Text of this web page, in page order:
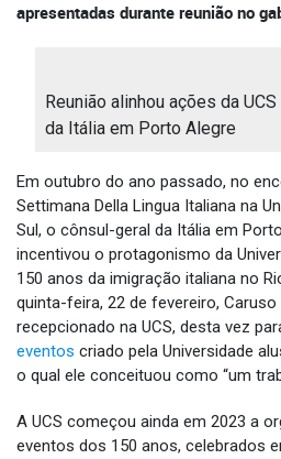
apresentadas durante reunião no
Reunião alinhou ações da
da Itália em Porto Alegre
Em outubro do ano passado, no
Settimana Della Lingua Italiana na
Sul, o cônsul-geral da Itália em
incentivou o protagonismo da
150 anos da imigração italiana no
quinta-feira, 22 de fevereiro,
recepcionado na UCS, desta vez
eventos criado pela Universidade
o qual ele conceituou como “um
A UCS começou ainda em 2023 a
eventos dos 150 anos, celebrados